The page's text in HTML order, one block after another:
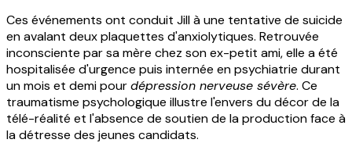
Ces événements ont conduit Jill à une tentative de suicide
en avalant deux plaquettes d'anxiolytiques. Retrouvée
inconsciente par sa mère chez son ex-petit ami, elle a été
hospitalisée d'urgence puis internée en psychiatrie durant
un mois et demi pourdépression nerveuse sévère. Ce
traumatisme psychologique illustre l'envers du décor de la
télé-réalité et l'absence de soutien de la production face à
la détresse des jeunes candidats.